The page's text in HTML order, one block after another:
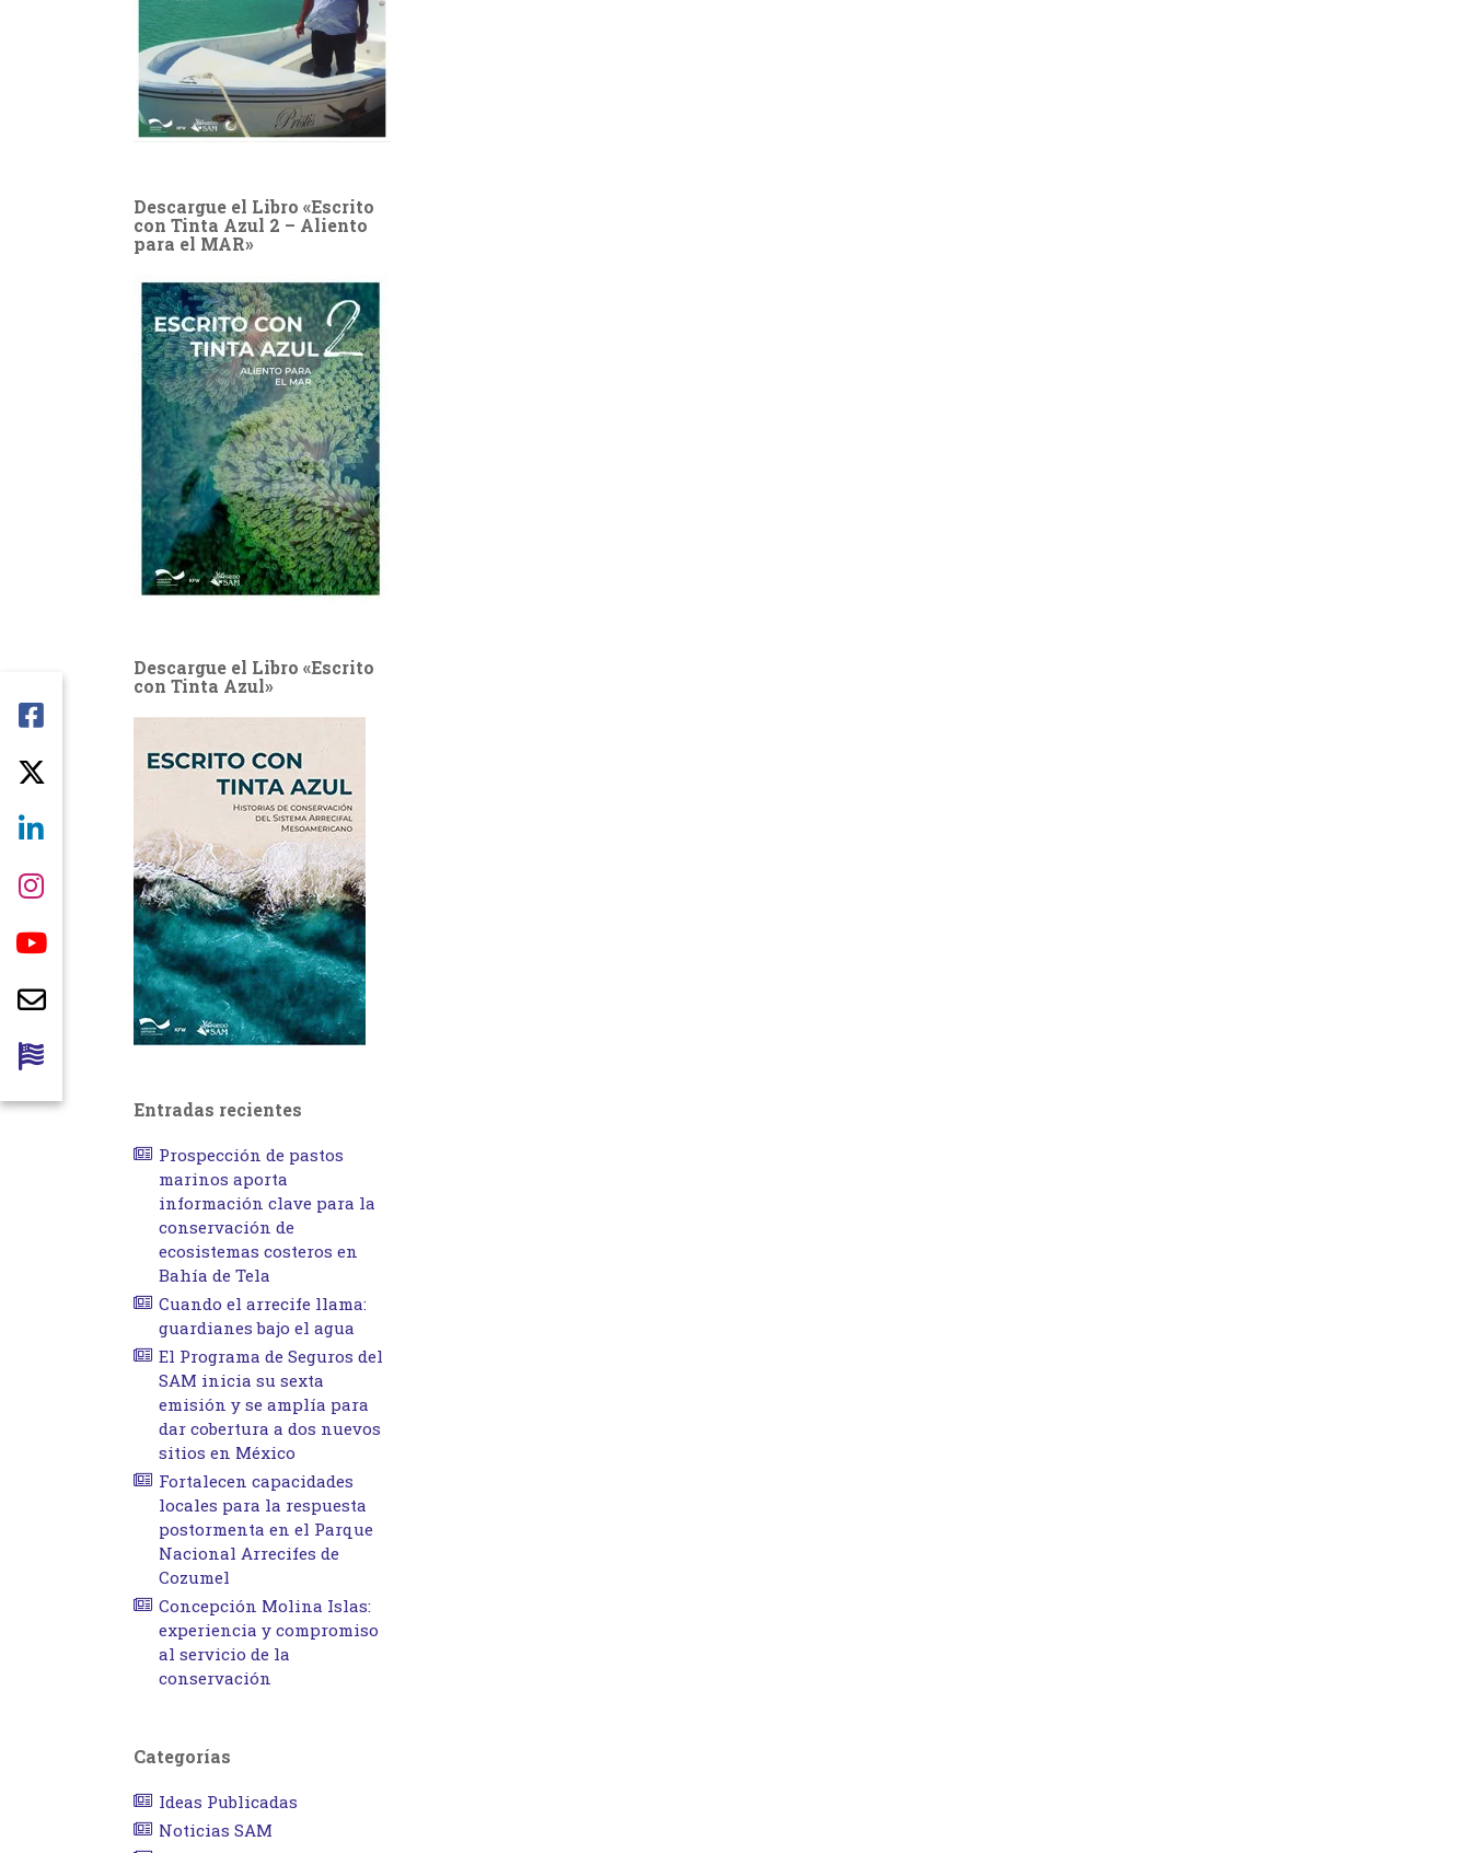
Descargue el Libro «Escrito
con Tinta Azul 2 – Aliento
para el MAR»
Descargue el Libro «Escrito
con Tinta Azul»
Entradas recientes
Prospección de pastos
marinos aporta
información clave para la
conservación de
ecosistemas costeros en
Bahía de Tela
Cuando el arrecife llama:
guardianes bajo el agua
El Programa de Seguros del
SAM inicia su sexta
emisión y se amplía para
dar cobertura a dos nuevos
sitios en México
Fortalecen capacidades
locales para la respuesta
postormenta en el Parque
Nacional Arrecifes de
Cozumel
Concepción Molina Islas:
experiencia y compromiso
al servicio de la
conservación
Categorías
Ideas Publicadas
Noticias SAM